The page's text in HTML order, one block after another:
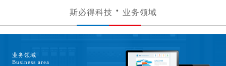
斯必得科技 业务领域
业务领域
Business area